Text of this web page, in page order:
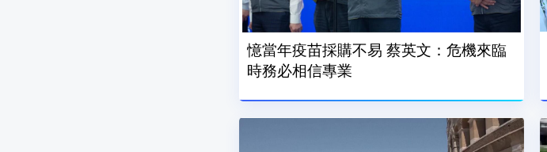
憶當年疫苗採購不易 蔡英文：危機來臨
時務必相信專業